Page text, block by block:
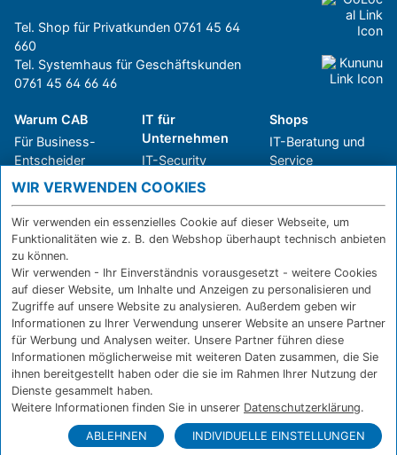
Tel. Shop für Privatkunden 0761 45 64
660
Tel. Systemhaus für Geschäftskunden
0761 45 64 66 46
Warum CAB
Für Business-
Entscheider
Für IT-Leiter
Für Privatkunden
Erfolgsgeschichte
n
Branchen
IT für
Unternehmen
IT-Security
IT-Infrastruktur
IT-Service
Softwarelösungen
WLAN-Lösungen
Shops
IT-Beratung und
Service
Versand- und
Zahlarten
Widerruf
Über CAB
Karriere
Sponsoring
Partner
News
Kontakt
IMPRESSUM
DATENSCHUTZ
FERNWARTUNG
WIR VERWENDEN COOKIES
Wir verwenden ein essenzielles Cookie auf dieser Webseite, um
Funktionalitäten wie z. B. den Webshop überhaupt technisch anbieten
zu können.
Wir verwenden - Ihr Einverständnis vorausgesetzt - weitere Cookies
auf dieser Website, um Inhalte und Anzeigen zu personalisieren und
Zugriffe auf unsere Website zu analysieren. Außerdem geben wir
Informationen zu Ihrer Verwendung unserer Website an unsere Partner
für Werbung und Analysen weiter. Unsere Partner führen diese
Informationen möglicherweise mit weiteren Daten zusammen, die Sie
ihnen bereitgestellt haben oder die sie im Rahmen Ihrer Nutzung der
Dienste gesammelt haben.
Weitere Informationen finden Sie in unserer Datenschutzerklärung.
ABLEHNEN INDIVIDUELLE EINSTELLUNGEN